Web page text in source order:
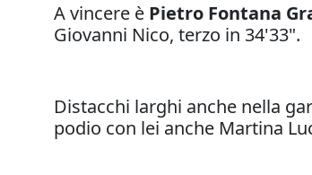
A vincere è Pietro Fontana
Giovanni Nico, terzo in 34'33".
Distacchi larghi anche nella
podio con lei anche Martina